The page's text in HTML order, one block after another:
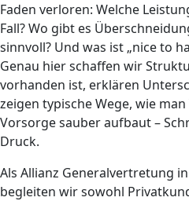
Faden verloren: Welche
Fall? Wo gibt es
sinnvoll? Und was ist „nice to
Genau hier schaffen wir
vorhanden ist, erklären
zeigen typische Wege, wie
Vorsorge sauber aufbaut –
Druck.
Als Allianz Generalvertretung
begleiten wir sowohl